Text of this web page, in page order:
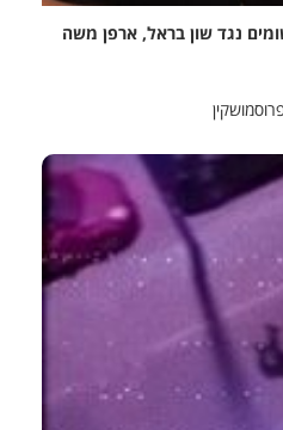
נגד שון בראל, ארפן משה